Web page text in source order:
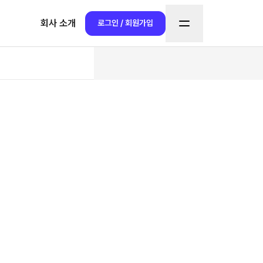
회사 소개 로그인 / 회원가입